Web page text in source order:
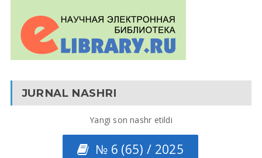
JURNAL NASHRI
Yangi son nashr etildi
№ 6 (65) / 2025